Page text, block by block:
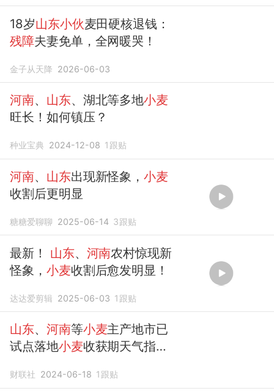
18岁山东小伙麦田硬核退钱：
残障夫妻免单，全网暖哭！
金子从天降 2026-06-03
河南、 山东、湖北等多地小麦
旺长！如何镇压？
种业宝典 2024-12-08 1 跟贴
河南、 山东出现新怪象，小麦
收割后更明显
糖糖爱聊聊 2025-06-14 3跟贴
最新！ 山东、 河南农村惊现新
怪象，小麦收割后愈发明显！
达达爱剪辑 2025-06-03 1 跟贴
山东、河南等小麦主产地市已
试点落地小麦收获期天气指数
财联社 2024-06-18 1 跟贴